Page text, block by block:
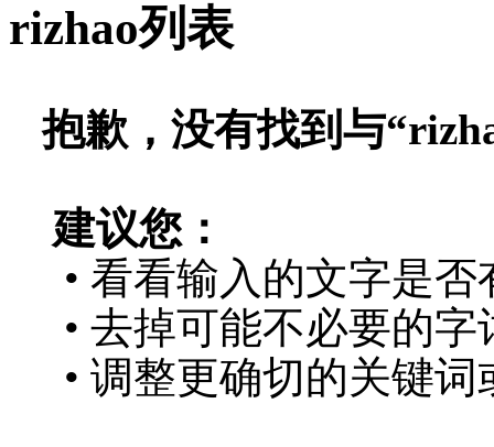
rizhao列表
抱歉，没有找到与“
建议您：
• 看看输入的文字是否
• 去掉可能不必要的字
• 调整更确切的关键